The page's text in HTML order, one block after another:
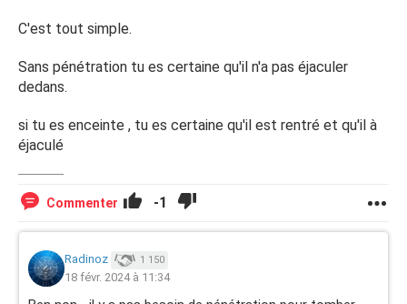
C'est tout simple.
Sans pénétration tu es certaine qu'il n'a pas éjaculer
dedans.
si tu es enceinte , tu es certaine qu'il est rentré et qu'il à
éjaculé
Commenter -1
Radinoz 1 150
18 févr. 2024 à 11:34